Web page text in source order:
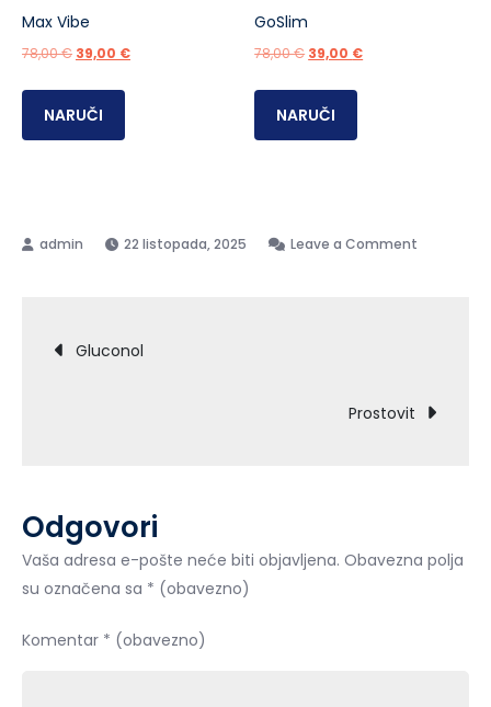
Max Vibe
78,00€ Izvorna
bila
je:
39,00 €Trenutna
NARUČI
GoSlim
78,00€ Izvorna
bila
je:
39,00 €Trenutna
NARUČI
22 listopada, 2025 Leave a Comment
Navigacija
Gluconol
Prostovit
Odgovori
Vaša adresa e-pošte neće biti objavljena. Obavezna polja
su označena sa * (obavezno)
Komentar * (obavezno)